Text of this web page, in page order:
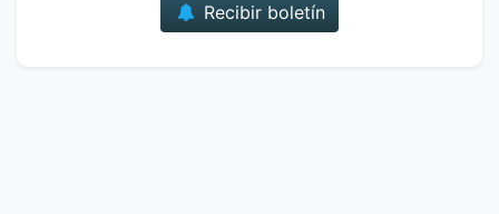
Recibir boletín